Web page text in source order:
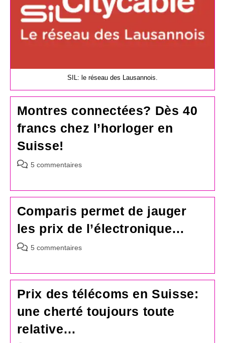
SIL: le réseau des Lausannois.
Montres connectées? Dès 40
francs chez l’horloger en
Suisse!
Commentaires
publication :
5 commentaires
Comparis permet de jauger
les prix de l’électronique…
Commentaires
publication :
5 commentaires
Prix des télécoms en Suisse:
une cherté toujours toute
relative…